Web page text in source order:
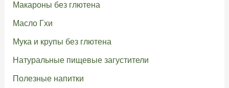
Макароны без глютена
Масло Гхи
Мука и крупы без глютена
Натуральные пищевые загустители
Полезные напитки